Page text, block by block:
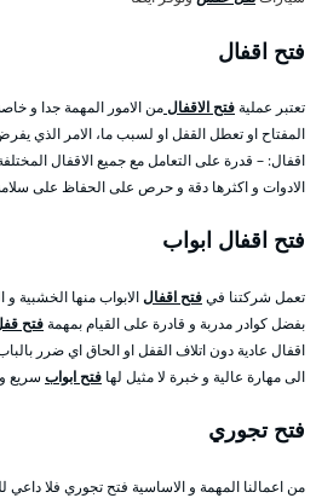
فتح اقفال
تعتبر عمليةفتح الاقفالمن الامور المهمة جدا و
المفتاح او تعطل القفل او لسبب ما، الامر الذي
اقفال: – قدرة على التعامل مع جميع الاقفال
الادوات و اكثرها دقة و حرص على الحفاظ على
فتح اقفال ابواب
تعمل شركتنا فيفتح اقفالالابواب منها الخشبية و
بفضل كوادر مدربة و قادرة على القيام بمهمةفتح
اقفال عادية دون اتلاف القفل او الحاق اي ضرر
الى مهارة عالية و خبرة لا مثيل لها فتح ابواب سريع
فتح تجوري
من اعمالنا المهمة و الاساسية فتح تجوري فلا